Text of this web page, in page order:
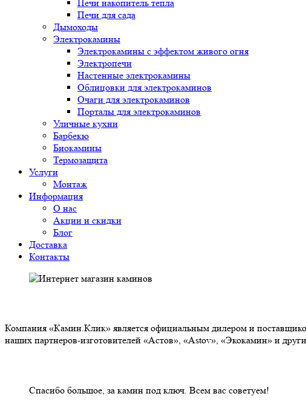
Печи накопитель тепла
Печи для сада
Дымоходы
Электрокамины
Электрокамины с эффектом живого огня
Электропечи
Настенные электрокамины
Облицовки для электрокаминов
Очаги для электрокаминов
Порталы для электрокаминов
Уличные кухни
Барбекю
Биокамины
Термозащита
Услуги
Монтаж
Информация
О нас
Акции и скидки
Блог
Доставка
Контакты
Компания «Камин.Клик» является официальным дилером и
наших партнеров-изготовителей «Астов», «Astov», «Экокамин» и
Спасибо большое, за камин под ключ. Всем вас советуем!